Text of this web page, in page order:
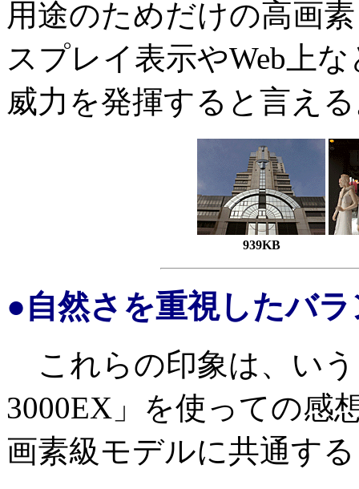
用途のためだけの高画
スプレイ表示やWeb上
威力を発揮すると言え
939KB
●自然さを重視したバ
これらの印象は、い
3000EX」を使っての感
画素級モデルに共通す